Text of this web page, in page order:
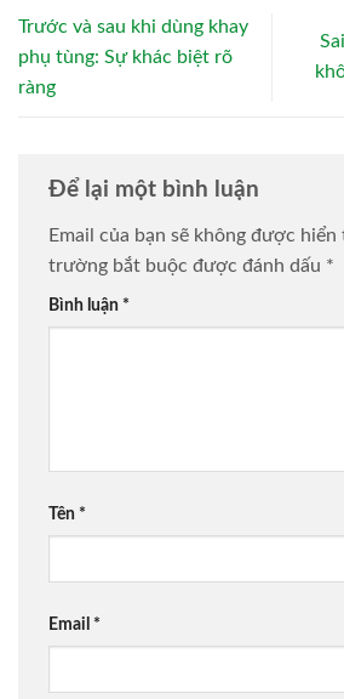
Trước và sau khi dùng khay
phụ tùng: Sự khác biệt rõ
ràng
Để lại một bình luận
Email của bạn sẽ không được
trường bắt buộc được đánh dấu *
Bình luận *
Tên *
Email *